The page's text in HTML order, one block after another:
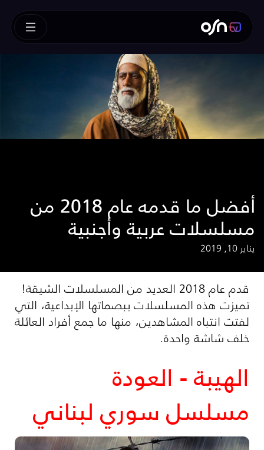
أفضل ما قدمه عام 2018 من
مسلسلات عربية وأجنبية
يناير 10, 2019
قدم عام 2018 العديد من المسلسلات الشيقة!
تميزت هذه المسلسلات ببصماتها الإبداعية، التي
لفتت انتباه المشاهدين، منها ما جمع أفراد العائلة
خلف شاشة واحدة.
الهيبة - العودة
مسلسل سوري لبناني